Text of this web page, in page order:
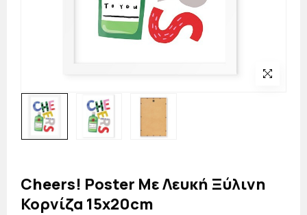
Cheers! Poster Με Λευκή Ξύλινη
Κορνίζα 15x20cm